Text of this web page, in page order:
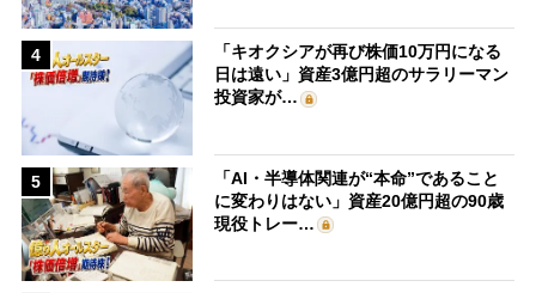
4
「キオクシアが再び株価10万円になる
日は遠い」資産3億円超のサラリーマン
投資家が…
5
「AI・半導体関連が“本命”であること
に変わりはない」資産20億円超の90歳
現役トレー…